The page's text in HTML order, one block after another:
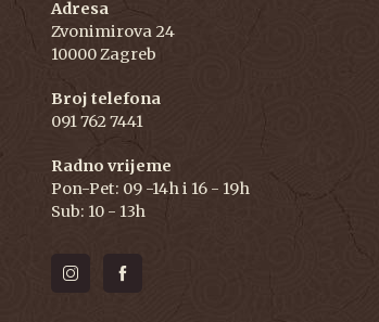
Adresa
Zvonimirova 24
10000 Zagreb
Broj telefona
091 762 7441
Radno vrijeme
Pon-Pet: 09 -14h i 16 - 19h
Sub: 10 - 13h